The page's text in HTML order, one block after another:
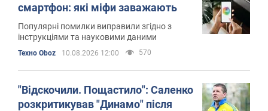
смартфон: які міфи заважають
Популярні помилки виправили згідно з
інструкціями та науковими даними
Техно Oboz 10.08.2026 12:00 570
"Відскочили. Пощастило": Саленко
розкритикував "Динамо" після